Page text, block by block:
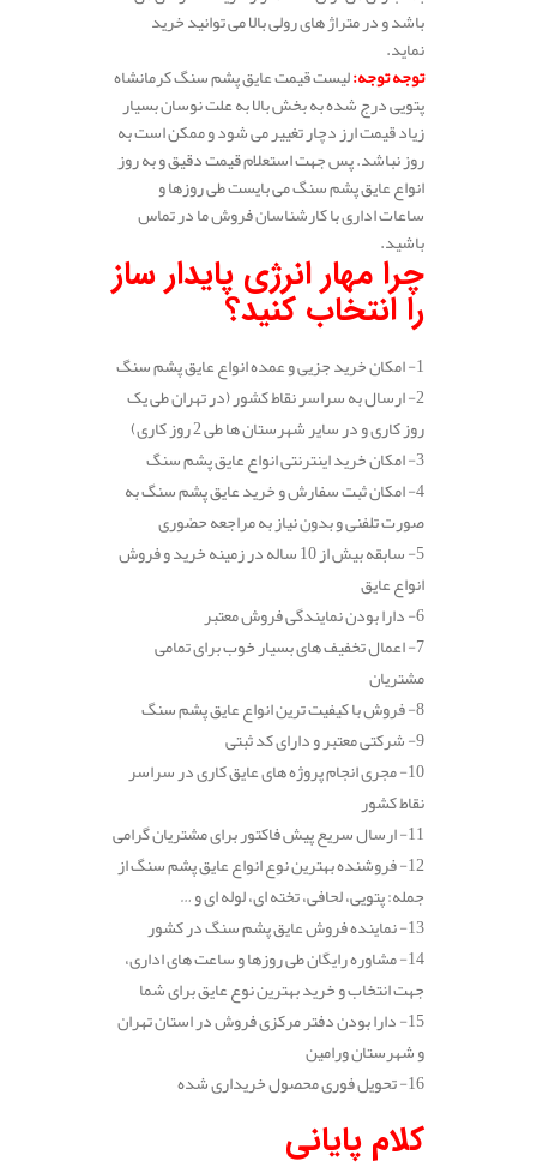
باشد و در متراژ های رولی بالا می توانید خرید
نماید.
توجه توجه:لیست قیمت عایق پشم سنگ کرمانشاه
پتویی درج شده به بخش بالا به علت نوسان بسیار
زیاد قیمت ارز دچار تغییر می شود و ممکن است به
روز نباشد. پس جهت استعلام قیمت دقیق و به روز
انواع عایق پشم سنگ می بایست طی روزها و
ساعات اداری با کارشناسان فروش ما در تماس
باشید.
چرا مهار انرژی پایدار ساز
را انتخاب کنید؟
1- امکان خرید جزیی و عمده انواع عایق پشم سنگ
2- ارسال به سراسر نقاط کشور (در تهران طی یک
روز کاری و در سایر شهرستان ها طی 2 روز کاری)
3- امکان خرید اینترنتی انواع عایق پشم سنگ
4- امکان ثبت سفارش و خرید عایق پشم سنگ به
صورت تلفنی و بدون نیاز به مراجعه حضوری
5- سابقه بیش از 10 ساله در زمینه خرید و فروش
انواع عایق
6- دارا بودن نمایندگی فروش معتبر
7- اعمال تخفیف های بسیار خوب برای تمامی
مشتریان
8- فروش با کیفیت ترین انواع عایق پشم سنگ
9- شرکتی معتبر و دارای کد ثبتی
10- مجری انجام پروژه های عایق کاری در سراسر
نقاط کشور
11- ارسال سریع پیش فاکتور برای مشتریان گرامی
12- فروشنده بهترین نوع انواع عایق پشم سنگ از
جمله: پتویی، لحافی، تخته ای، لوله ای و …
13- نماینده فروش عایق پشم سنگ در کشور
14- مشاوره رایگان طی روزها و ساعت های اداری،
جهت انتخاب و خرید بهترین نوع عایق برای شما
15- دارا بودن دفتر مرکزی فروش در استان تهران
و شهرستان ورامین
16- تحویل فوری محصول خریداری شده
کلام پایانی